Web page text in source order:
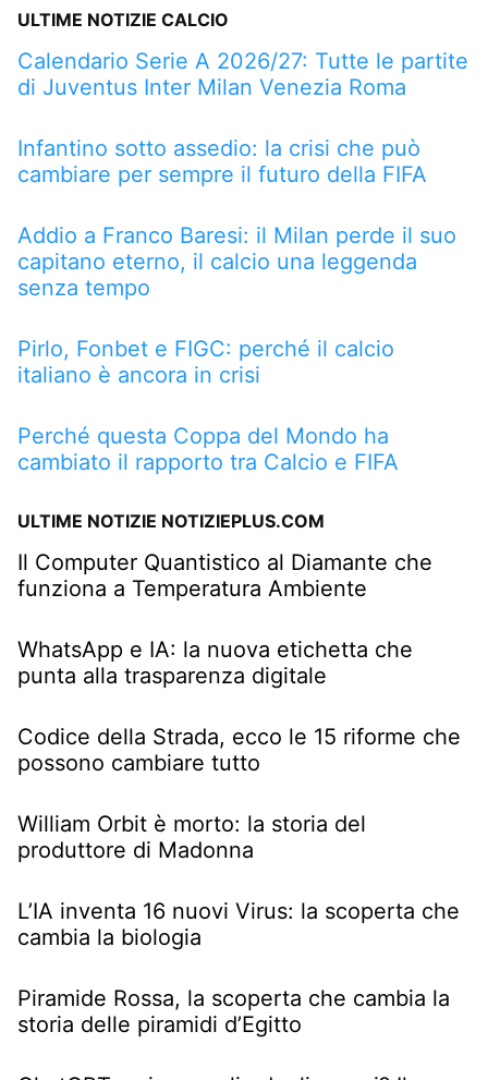
ULTIME NOTIZIE CALCIO
Calendario Serie A 2026/27: Tutte le partite
di Juventus Inter Milan Venezia Roma
Infantino sotto assedio: la crisi che può
cambiare per sempre il futuro della FIFA
Addio a Franco Baresi: il Milan perde il suo
capitano eterno, il calcio una leggenda
senza tempo
Pirlo, Fonbet e FIGC: perché il calcio
italiano è ancora in crisi
Perché questa Coppa del Mondo ha
cambiato il rapporto tra Calcio e FIFA
ULTIME NOTIZIE NOTIZIEPLUS.COM
Il Computer Quantistico al Diamante che
funziona a Temperatura Ambiente
WhatsApp e IA: la nuova etichetta che
punta alla trasparenza digitale
Codice della Strada, ecco le 15 riforme che
possono cambiare tutto
William Orbit è morto: la storia del
produttore di Madonna
L’IA inventa 16 nuovi Virus: la scoperta che
cambia la biologia
Piramide Rossa, la scoperta che cambia la
storia delle piramidi d’Egitto